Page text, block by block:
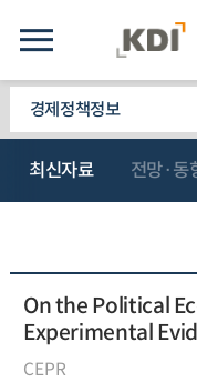
경제정책정보
최신자료 전망·동
On the Political
Experimental
CEPR